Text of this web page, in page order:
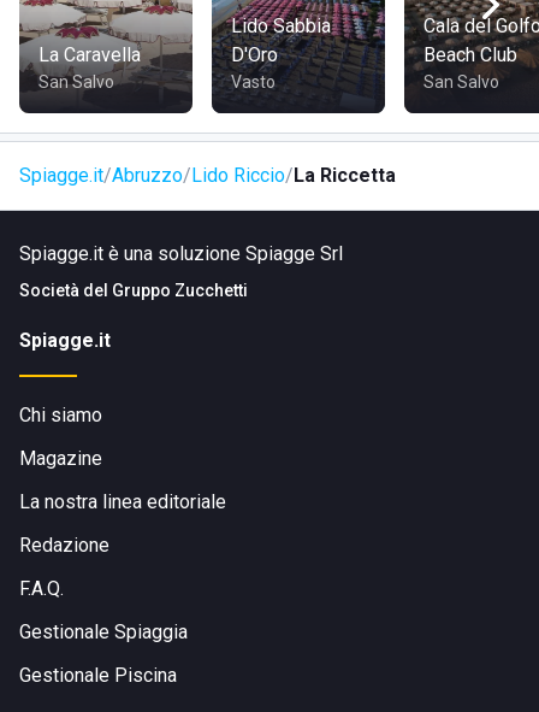
dallo stabilimento balneare è di poco più di due chilometri e
mezzo.
La Caravella
San Salvo
Lido Sabbia
D'Oro
Vasto
Cala del
Beach Club
San Salvo
Spiagge.it Abruzzo Lido Riccio La Riccetta
Spiagge.it è una soluzione Spiagge Srl
Società del Gruppo Zucchetti
Spiagge.it
Chi siamo
Magazine
La nostra linea editoriale
Redazione
F.A.Q.
Gestionale Spiaggia
Gestionale Piscina